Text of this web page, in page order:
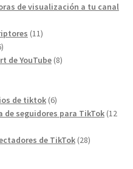
products
de visualización a tu canal
1111
6
products
de YouTube 88
de tiktok 66
products
de seguidores para TikTok 12
de TikTok 2828